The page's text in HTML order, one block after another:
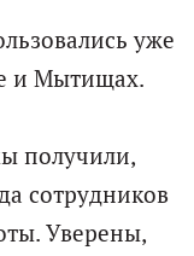
уже
и Мытищах.
получили,
сотрудников
Уверены,